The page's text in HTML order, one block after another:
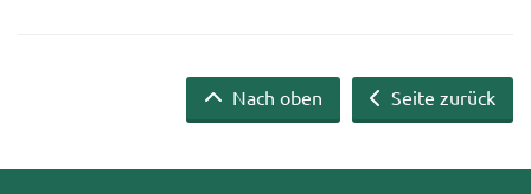
Seite zurück
Nach oben